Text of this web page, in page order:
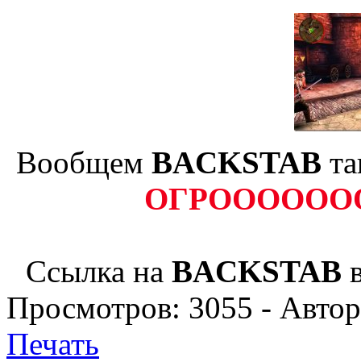
Вообщем BACKSTAB
Ссылка на BACKSTAB
Просмотров: 3055 -
Печать